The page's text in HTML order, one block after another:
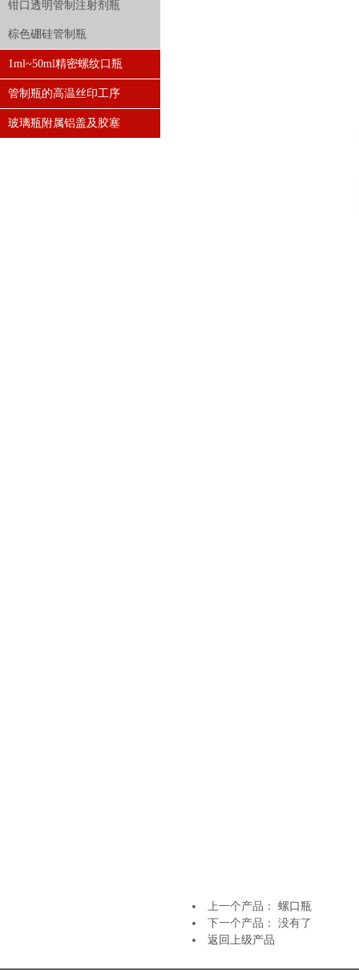
钳口透明管制注射剂瓶
棕色硼硅管制瓶
1ml~50ml精密螺纹口瓶
管制瓶的高温丝印工序
玻璃瓶附属铝盖及胶塞
上一个产品： 螺口瓶
下一个产品： 没有了
返回上级产品